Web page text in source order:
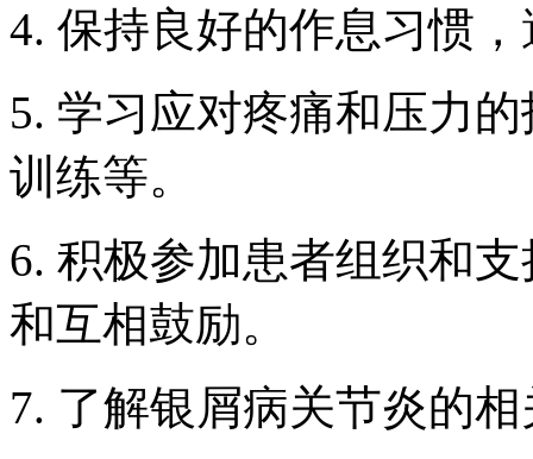
4. 保持良好的作息习惯
5. 学习应对疼痛和压力
训练等。
6. 积极参加患者组织和
和互相鼓励。
7. 了解银屑病关节炎的